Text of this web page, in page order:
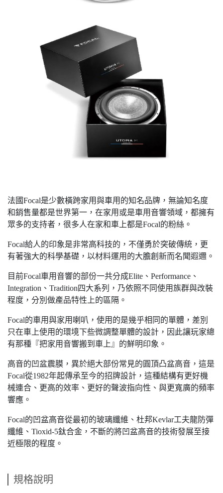
法國Focal是少數橫跨家用與車用的知名品牌，無論知名度
和銷售量都是世界第一，在家用或是車用音響領域，都擁有
眾多的支持者，很多人在家和車上都是Focal的粉絲。
Focal給人的印象是非常高科技的，不僅勇於突破傳統，更
有著強大的科學基礎，以材料運用的大膽創新而名聞遐邇。
目前Focal車用音響的部份一共分成Elite、Performance、
Integration、Tradition四大系列，乃依照不同使用族群與改裝
程度，分別做產品特性上的區隔。
Focal的車用與家用喇叭，使用的是幾乎相同的單體，差別
只在車上使用的環境下些微調整單體的設計，因此讓玩家總
有那種『把家用音響搬到車上』的鮮明印象。
高音的凹盆震膜，異於絕大部份常見的圓頂凸盆高音，這是
Focal從1982年起傳承至今的招牌設計，這種結構有更好機
械連合、更高的效率、更好的聲波指向性、與更寬廣的頻率
響應。
Focal的凹盆高音從最初的玻璃纖維、杜邦Kevlar工夫龍防彈
纖維、Tioxid-5鈦合金，不斷的將凹盆高音的技術發展至接
近極限的程度。
規格說明